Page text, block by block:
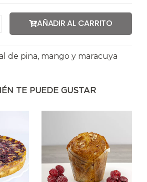
AÑADIR AL CARRITO
de pina, mango y maracuya
TE PUEDE GUSTAR